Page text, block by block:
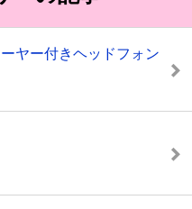
ヤー付きヘッドフォン